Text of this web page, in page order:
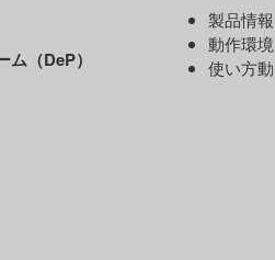
（DeP）
製品情報
動作環境
使い方